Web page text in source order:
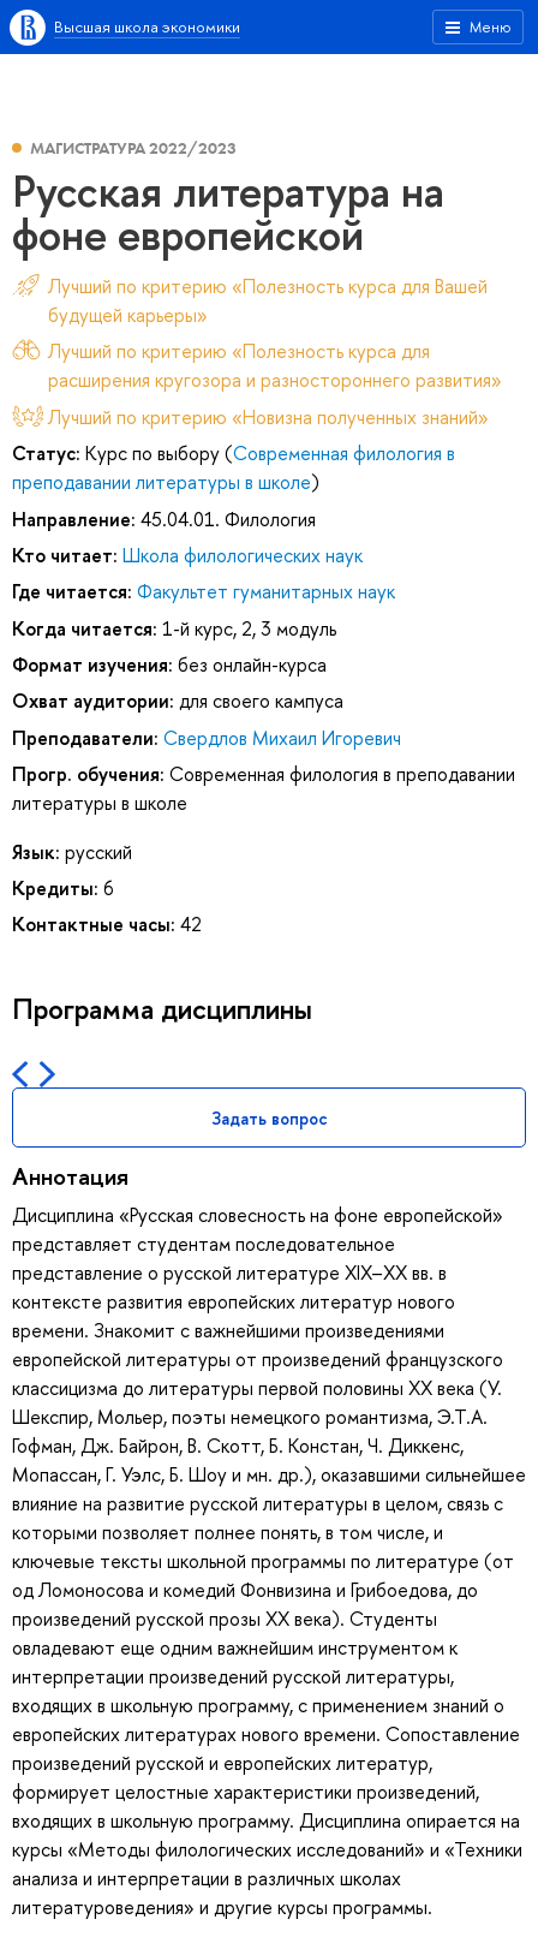
Меню
Высшая школа экономики
МАГИСТРАТУРА 2022/2023
Русская литература на
фоне европейской
Лучший по критерию «Полезность курса для Вашей
будущей карьеры»
Лучший по критерию «Полезность курса для
расширения кругозора и разностороннего развития»
Лучший по критерию «Новизна полученных знаний»
Статус: Курс по выбору (Современная филология в
преподавании литературы в школе)
Направление: 45.04.01. Филология
Кто читает: Школа филологических наук
Где читается: Факультет гуманитарных наук
Когда читается: 1-й курс, 2, 3 модуль
Формат изучения: без онлайн-курса
Охват аудитории: для своего кампуса
Преподаватели: Свердлов Михаил Игоревич
Прогр. обучения: Современная филология в преподавании
литературы в школе
Язык: русский
Кредиты: 6
Контактные часы: 42
Программа дисциплины
Задать вопрос
Аннотация
Дисциплина «Русская словесность на фоне европейской»
представляет студентам последовательное
представление о русской литературе XIX–XX вв. в
контексте развития европейских литератур нового
времени. Знакомит с важнейшими произведениями
европейской литературы от произведений французского
классицизма до литературы первой половины ХХ века (У.
Шекспир, Мольер, поэты немецкого романтизма, Э.Т.А.
Гофман, Дж. Байрон, В. Скотт, Б. Констан, Ч. Диккенс,
Мопассан, Г. Уэлс, Б. Шоу и мн. др.), оказавшими сильнейшее
влияние на развитие русской литературы в целом, связь с
которыми позволяет полнее понять, в том числе, и
ключевые тексты школьной программы по литературе (от
од Ломоносова и комедий Фонвизина и Грибоедова, до
произведений русской прозы ХХ века). Студенты
овладевают еще одним важнейшим инструментом к
интерпретации произведений русской литературы,
входящих в школьную программу, с применением знаний о
европейских литературах нового времени. Сопоставление
произведений русской и европейских литератур,
формирует целостные характеристики произведений,
входящих в школьную программу. Дисциплина опирается на
курсы «Методы филологических исследований» и «Техники
анализа и интерпретации в различных школах
литературоведения» и другие курсы программы.